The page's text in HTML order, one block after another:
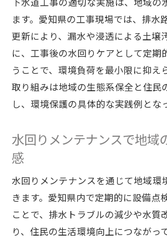
ます。愛知県の工事現場では、排水
更新により、漏水や浸透による土壌
に、工事後の水回りケアとして定期
うことで、環境負荷を最小限に抑え
取り組みは地域の生態系保全と住民
し、環境保護の具体的な実践例とな
水回りメンテナンスで地域
感
水回りメンテナンスを通じて地域環
きます。愛知県内で定期的に設備点
ことで、排水トラブルの減少や水質
り、住民の生活環境向上につながっ